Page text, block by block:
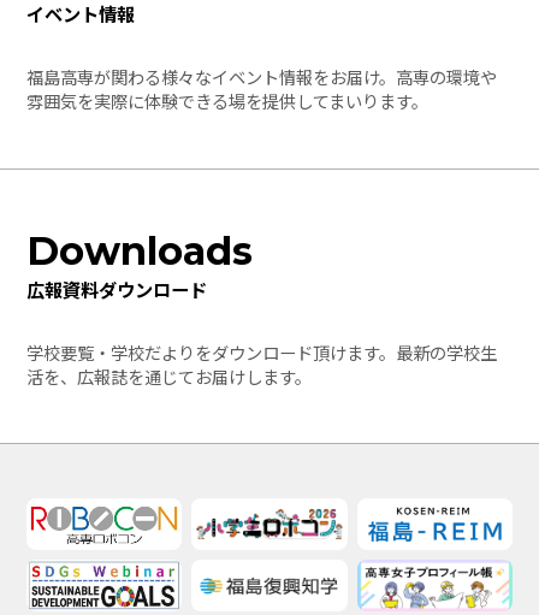
イベント情報
福島高専が関わる様々なイベント情報をお届け。高専の環境や
雰囲気を実際に体験できる場を提供してまいります。
Downloads
広報資料ダウンロード
学校要覧・学校だよりをダウンロード頂けます。最新の学校生
活を、広報誌を通じてお届けします。